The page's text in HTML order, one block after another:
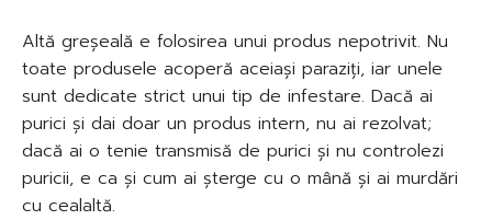
Altă greșeală e folosirea unui produs nepotrivit. Nu
toate produsele acoperă aceiași paraziți, iar unele
sunt dedicate strict unui tip de infestare. Dacă ai
purici și dai doar un produs intern, nu ai rezolvat;
dacă ai o tenie transmisă de purici și nu controlezi
puricii, e ca și cum ai șterge cu o mână și ai murdări
cu cealaltă.